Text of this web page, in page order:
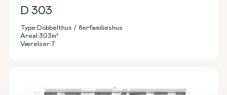
D 303
Type: Dobbelthus / flerfamilieshus
Areal:303m²
Værelser:7